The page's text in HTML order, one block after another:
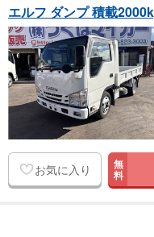
エルフ ダンプ 積載
お気に入り 無
料